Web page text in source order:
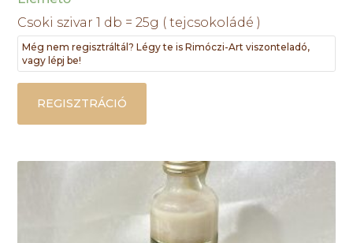
Csoki szivar 1 db = 25g ( tejcsokoládé )
Még nem regisztráltál? Légy te is Rimóczi-Art viszonteladó,
vagy lépj be!
REGISZTRÁCIÓ